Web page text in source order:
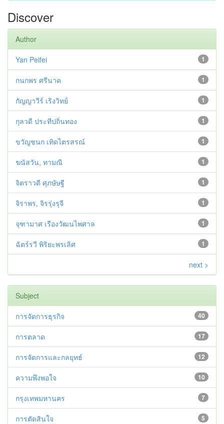
Discover
Author
1
Yan Peifei
1
กนกพร ศรีนาค
1
กัญญาวีร์ เริงวิทย์
1
กุลวดี ประทีปถิ่นทอง
1
ขวัญชนก เทิดไตรสรณ์
1
ฆนัสวัน, ทามณี
1
จิตราวดี ศุภษัษฐี
1
จิราพร, จิรรุ่งรุจี
1
จุฑามาศ เรืองวัฒนไพศาล
1
ฉัตร์รวี พิริยะพรเลิศ
next >
Subject
40
การจัดการธุรกิจ
17
การตลาด
12
การจัดการและกลยุทธ์
10
ความพึงพอใจ
7
กรุงเทพมหานคร
5
การตัดสินใจ